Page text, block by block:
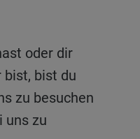
bist, bist du
zu besuchen
uns zu